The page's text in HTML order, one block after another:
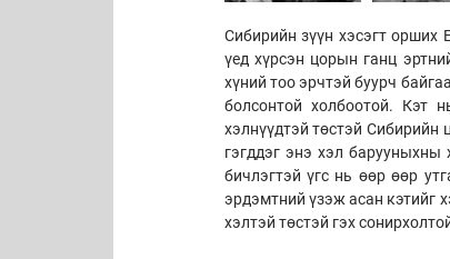
Сибирийн зүүн хэсэгт орших
үед хүрсэн цорын ганц
хүний тоо эрчтэй буурч
болсонтой холбоотой. Кэт
хэлнүүдтэй төстэй Сибирийн
гэгддэг энэ хэл барууныхны
бичлэгтэй үгс нь өөр өөр
эрдэмтний үзэж асан кэтийг
хэлтэй төстэй гэх